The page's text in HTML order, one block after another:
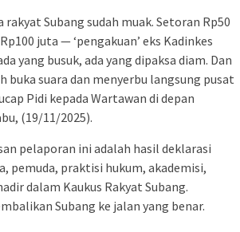
Subang sudah muak. Setoran Rp50
juta — ‘pengakuan’ eks Kadinkes
yang busuk, ada yang dipaksa diam. Dan
buka suara dan menyerbu langsung pusat
Pidi kepada Wartawan di depan
(19/11/2025).
pelaporan ini adalah hasil deklarasi
pemuda, praktisi hukum, akademisi,
dalam Kaukus Rakyat Subang.
Subang ke jalan yang benar.